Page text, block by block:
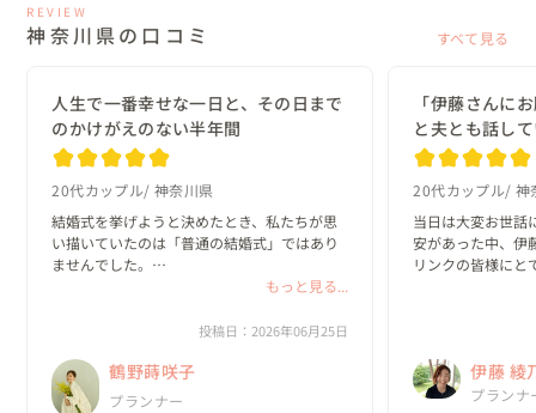
REVIEW
神奈川県の口コミ すべて見る
人生で一番幸せな一日と、その日まで
のかけがえのない半年間
20代カップル 神奈川県
結婚式を挙げようと決めたとき、私たちが思
い描いていたのは「普通の結婚式」ではあり
ませんでした。
私たちらしいオリジナルな世界観があるこ
そして、自分たちの想いを一つひとつ形にで
きること。
もっと見る...
投稿日：2026年06月25日
鶴野蒔咲子
プランナー
「伊藤さんに
と夫とも話し
20代カップル 神
当日は大変お世話
安があった中、伊
リンクの皆様にと
も話していまし
これから無事に出
伊藤 綾
No.1！
プランナ